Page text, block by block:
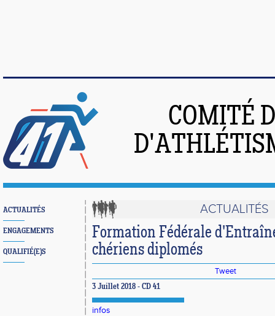
COMITÉ
ACTUALITÉS
ENGAGEMENTS
QUALIFIÉ(E)S
ACTUALITÉS
Formation Fédérale
chériens diplomés
Tweet
3 Juillet 2018 - CD 41
infos